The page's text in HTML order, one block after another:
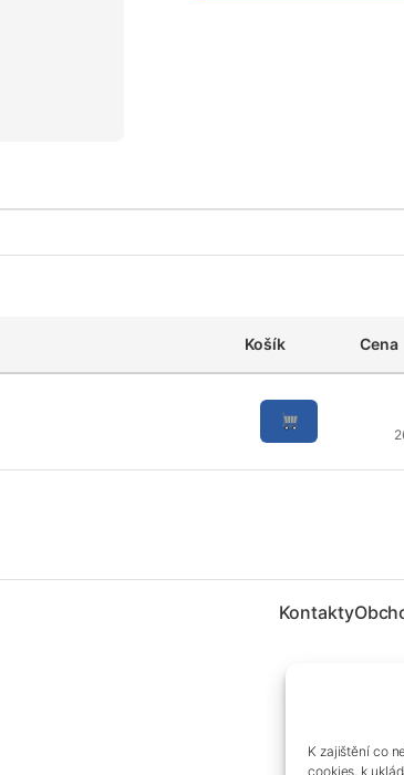
K zajištění co
cookies, k
Košík Cena
Kontakty